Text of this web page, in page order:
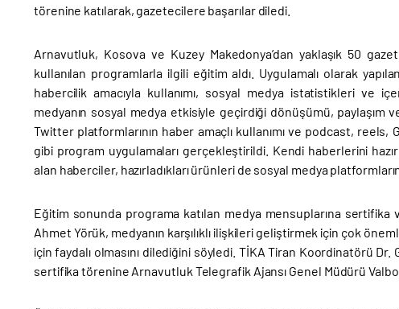
törenine katılarak, gazetecilere başarılar diledi.
Arnavutluk, Kosova ve Kuzey Makedonya’dan yaklaşık 50
kullanılan programlarla ilgili eğitim aldı. Uygulamalı olarak
habercilik amacıyla kullanımı, sosyal medya istatistikleri ve
medyanın sosyal medya etkisiyle geçirdiği dönüşümü, paylaşım
Twitter platformlarının haber amaçlı kullanımı ve podcast,
gibi program uygulamaları gerçekleştirildi. Kendi haberlerini
alan haberciler, hazırladıkları ürünleri de sosyal medya
Eğitim sonunda programa katılan medya mensuplarına
Ahmet Yörük, medyanın karşılıklı ilişkileri geliştirmek için çok
için faydalı olmasını dilediğini söyledi. TİKA Tiran Koordinatörü
sertifika törenine Arnavutluk Telegrafik Ajansı Genel Müdürü